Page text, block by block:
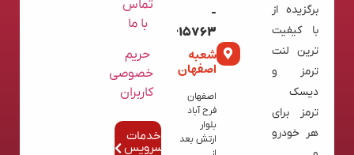
برگزیده از
با کیفیت
ترین لنت
ترمز و
دیسک
ترمز برای
هر خودرو
-
02136615763
شعبه
اصفهان
اصفهان
فرح آباد
بلوار
ارتش بعد
تماس
با ما
حریم
خصوصی
کاربران
خدمات
سرویس